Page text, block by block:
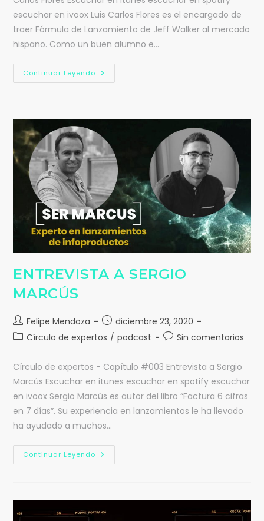
escuchar en ivoox Luis Carlos Flores es el encargado de
traer Fórmula de Lanzamiento de Jeff Walker al mercado
hispano. Como un buen alumno e…
Continuar Leyendo
ENTREVISTA A SERGIO
MARCÚS
Felipe Mendoza
diciembre 23, 2020
Círculo de expertos / podcast Sin comentarios
Círculo de expertos - Capítulo #003 Entrevista a Sergio
Marcús Escuchar en itunes escuchar en spotify escuchar
en ivoox Sergio Marcús es autor del libro “Factura 6 cifras
en 7 días”. Su experiencia en lanzamientos le ha llevado
ha ayudado a muchos…
Continuar Leyendo